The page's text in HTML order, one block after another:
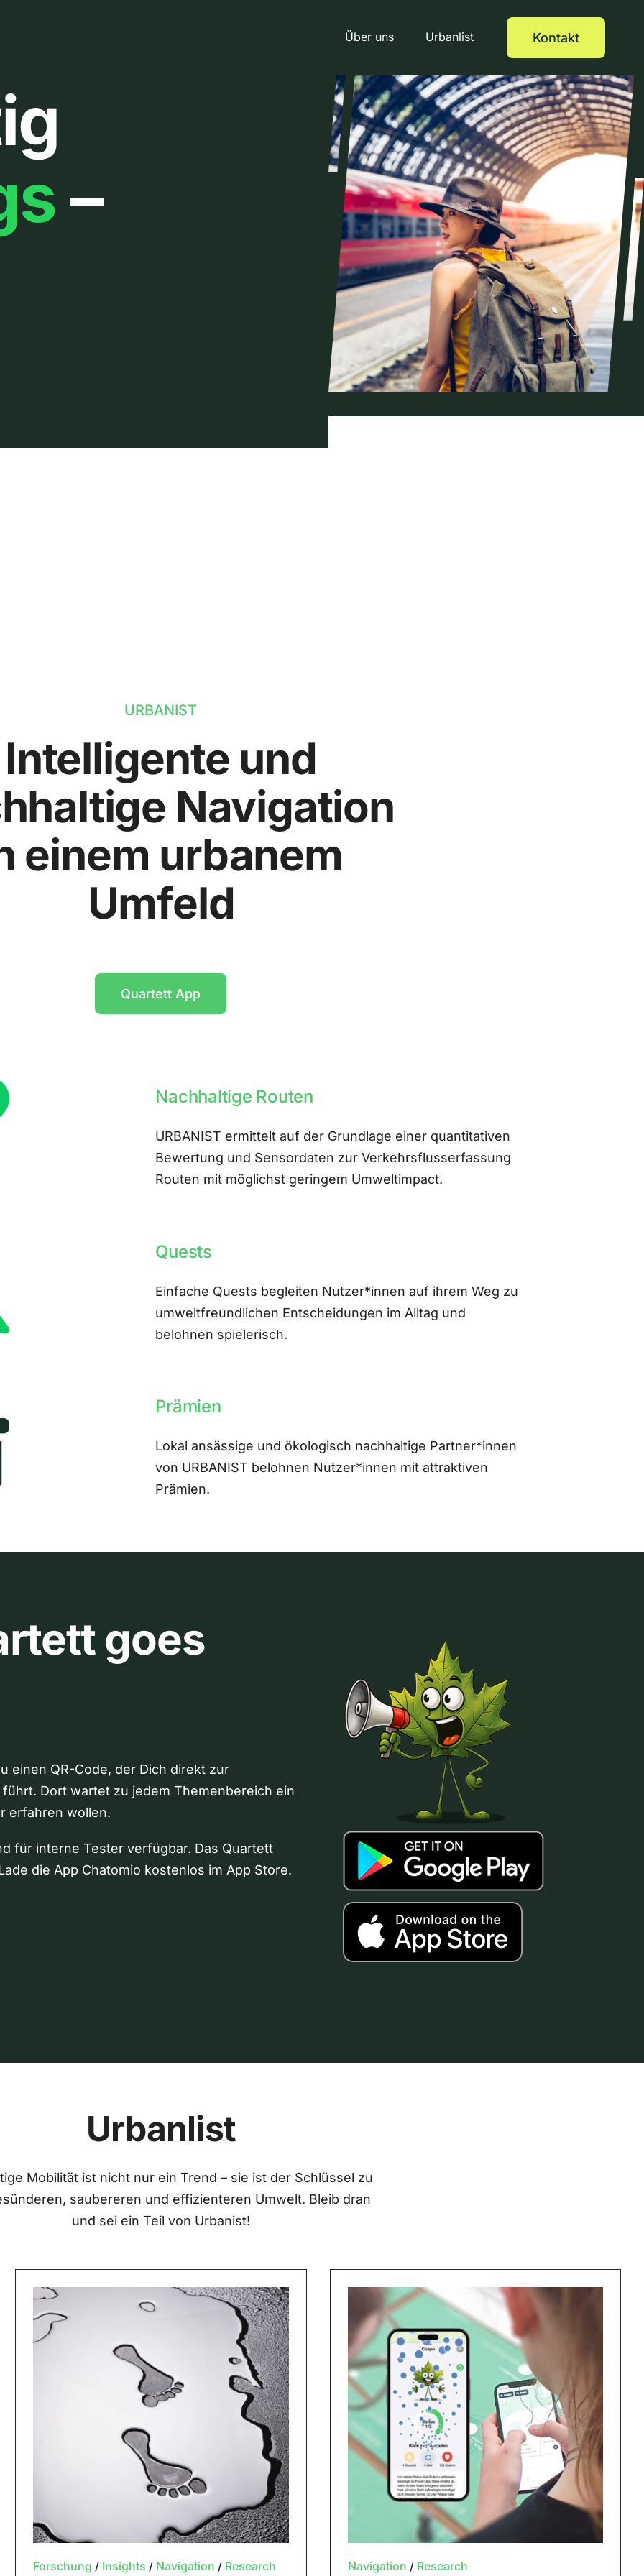
Über uns Urbanlist Kontakt
–
URBANIST
Intelligente und
Navigation
einem urbanem
Umfeld
Quartett App
Nachhaltige Routen
URBANIST ermittelt auf der Grundlage einer quantitativen
Bewertung und Sensordaten zur Verkehrsflusserfassung
Routen mit möglichst geringem Umweltimpact.
Quests
Einfache Quests begleiten Nutzer*innen auf ihrem Weg zu
umweltfreundlichen Entscheidungen im Alltag und
belohnen spielerisch.
Prämien
Lokal ansässige und ökologisch nachhaltige Partner*innen
von URBANIST belohnen Nutzer*innen mit attraktiven
Prämien.
goes
einen QR-Code, der Dich direkt zur
Dort wartet zu jedem Themenbereich ein
erfahren wollen.
für interne Tester verfügbar. Das Quartett
die App Chatomio kostenlos im App Store.
Urbanlist
Mobilität ist nicht nur ein Trend – sie ist der Schlüssel zu
saubereren und effizienteren Umwelt. Bleib dran
und sei ein Teil von Urbanist!
Forschung / Insights / Navigation / Research Navigation / Research